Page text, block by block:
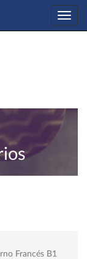
Francés B1